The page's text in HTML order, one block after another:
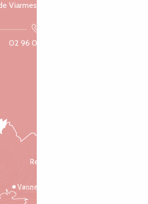
Viarmes, 22300 Lannion
02 96 05 60 70
Rennes
Vannes